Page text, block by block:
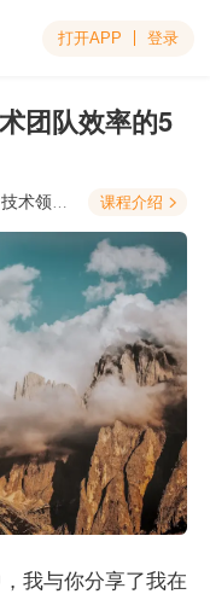
打开APP 登录
团队效率的5
领导力实战笔记 课程介绍 
我与你分享了我在